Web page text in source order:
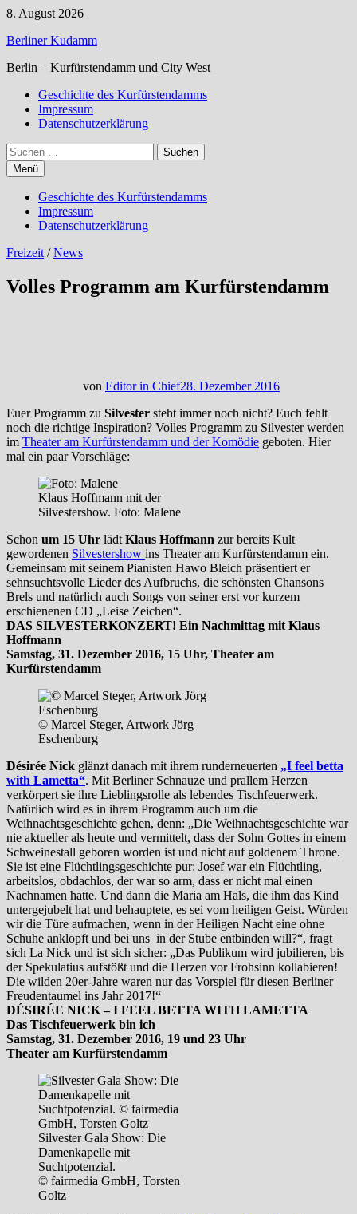
Zum
springen
8. August 2026
Berliner Kudamm
Berlin – Kurfürstendamm und City West
Geschichte des Kurfürstendamms
Impressum
Datenschutzerklärung
Suchen
nach:
Menü
Geschichte des Kurfürstendamms
Impressum
Datenschutzerklärung
Freizeit /News
Volles Programm am Kurfürstendamm
von Editor in Chief28. Dezember 2016
Euer Programm zu Silvester steht immer noch nicht? Euch fehlt
noch die richtige Inspiration? Volles Programm zu Silvester werden
im Theater am Kurfürstendamm und der Komödie geboten. Hier
mal ein paar Vorschläge:
Klaus Hoffmann mit der
Silvestershow. Foto: Malene
Schon um 15 Uhr lädt Klaus Hoffmann zur bereits Kult
gewordenen Silvestershow ins Theater am Kurfürstendamm ein.
Gemeinsam mit seinem Pianisten Hawo Bleich präsentiert er
sehnsuchtsvolle Lieder des Aufbruchs, die schönsten Chansons
Brels und natürlich auch Songs von seiner erst vor kurzem
erschienenen CD „Leise Zeichen“.
DAS SILVESTERKONZERT! Ein Nachmittag mit Klaus
Hoffmann
Samstag, 31. Dezember 2016, 15 Uhr, Theater am
Kurfürstendamm
© Marcel Steger, Artwork Jörg
Eschenburg
Désirée Nick glänzt danach mit ihrem runderneuerten „I feel betta
with Lametta“. Mit Berliner Schnauze und prallem Herzen
verkörpert sie ihre Lieblingsrolle als lebendes Tischfeuerwerk.
Natürlich wird es in ihrem Programm auch um die
Weihnachtsgeschichte gehen, denn: „Die Weihnachtsgeschichte war
nie aktueller als heute und vermittelt, dass der Sohn Gottes in einem
Schweinestall geboren worden ist und nicht auf goldenem Throne.
Sie ist eine Flüchtlingsgeschichte pur: Josef war ein Flüchtling,
arbeitslos, obdachlos, der war so arm, dass er nicht mal einen
Nachnamen hatte. Und dann die Maria am Hals, die ihm das Kind
untergejubelt hat und behauptete, es sei vom heiligen Geist. Würden
wir die Türe aufmachen, wenn in der Heiligen Nacht eine ohne
Schuhe anklopft und bei uns in der Stube entbinden will?“, fragt
sich La Nick und ist sich sicher: „Das Publikum wird jubilieren, bis
der Spekulatius aufstößt und die Herzen vor Frohsinn kollabieren!
Die wilden 20er-Jahre waren nur das Vorspiel für diesen Berliner
Freudentaumel ins Jahr 2017!“
DÉSIRÉE NICK – I FEEL BETTA WITH LAMETTA
Das Tischfeuerwerk bin ich
Samstag, 31. Dezember 2016, 19 und 23 Uhr
Theater am Kurfürstendamm
Silvester Gala Show: Die
Damenkapelle mit
Suchtpotenzial.
© fairmedia GmbH, Torsten
Goltz